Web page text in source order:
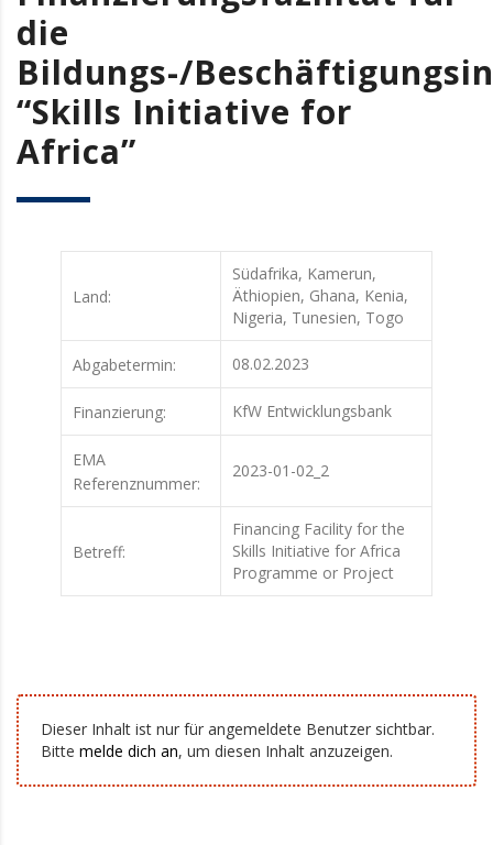
die
Bildungs-/
“Skills Initiative for
Africa”
Land:
Südafrika, Kamerun,
Äthiopien, Ghana, Kenia,
Nigeria, Tunesien, Togo
Abgabetermin: 08.02.2023
Finanzierung: KfW Entwicklungsbank
EMA
Referenznummer:
2023-01-02_2
Betreff:
Financing Facility for the
Skills Initiative for Africa
Programme or Project
Dieser Inhalt ist nur für angemeldete Benutzer sichtbar.
Bitte melde dich an, um diesen Inhalt anzuzeigen.